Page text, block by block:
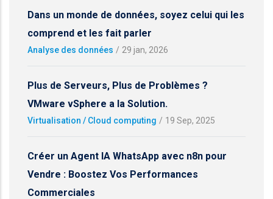
Dans un monde de données, soyez celui qui les
comprend et les fait parler
Analyse des données / 29 jan, 2026
Plus de Serveurs, Plus de Problèmes ?
VMware vSphere a la Solution.
Virtualisation / Cloud computing / 19 Sep, 2025
Créer un Agent IA WhatsApp avec n8n pour
Vendre : Boostez Vos Performances
Commerciales